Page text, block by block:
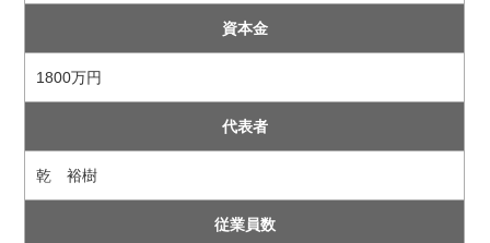
資本金
1800万円
代表者
乾 裕樹
従業員数